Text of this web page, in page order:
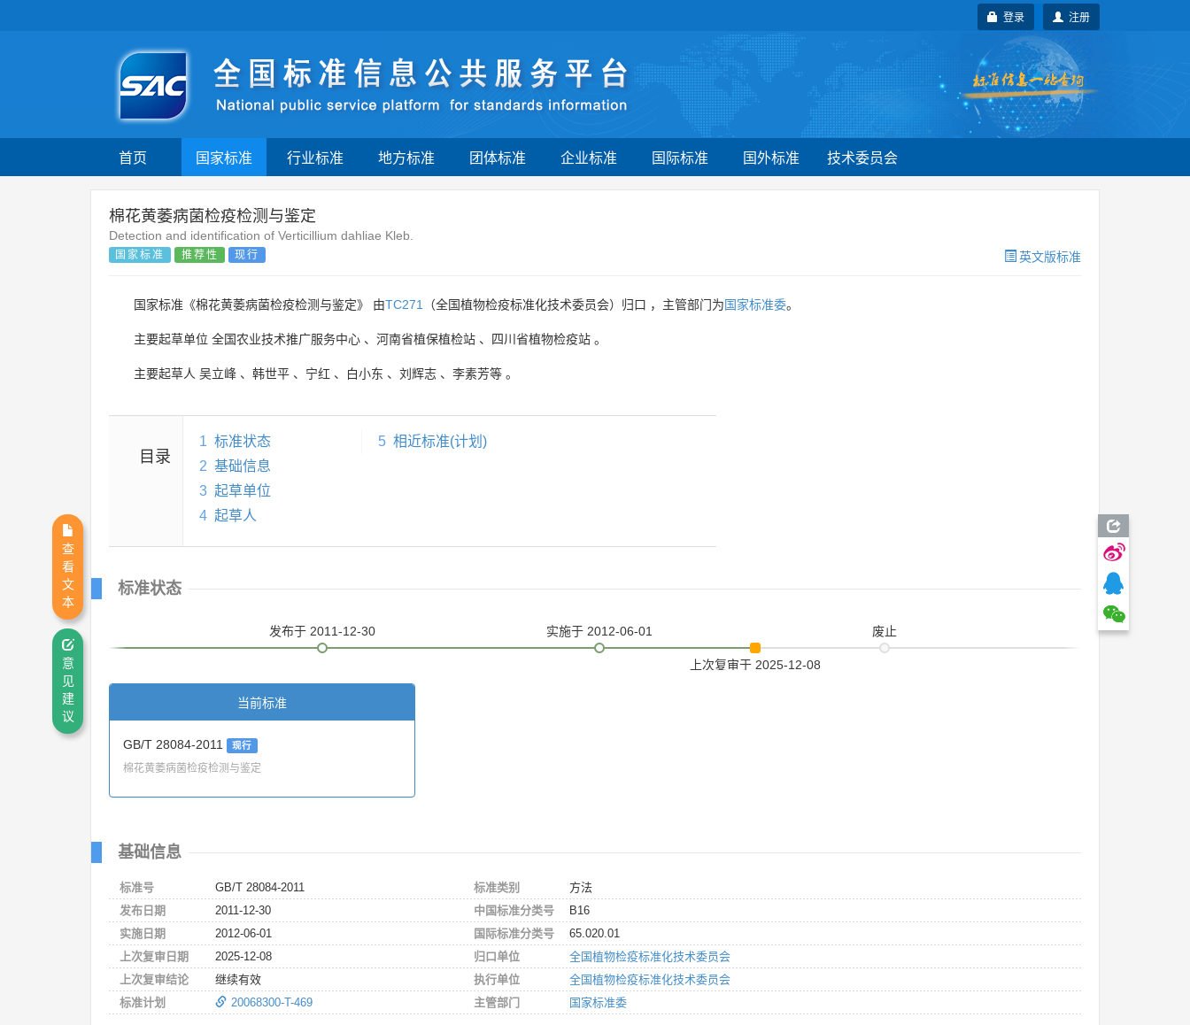
注册
登录
首页 国家标准 行业标准 地方标准 团体标准 企业标准 国际标准 国外标准 技术委员会
棉花黄萎病菌检疫检测与鉴定
Detection and identification of Verticillium dahliae Kleb.
国家标准 推荐性 现行 英文版标准
国家标准《棉花黄萎病菌检疫检测与鉴定》 由TC271 （全国植物检疫标准化技术委员会）归口 ，主管部门为国家标准委。
主要起草单位 全国农业技术推广服务中心 、 河南省植保植检站 、 四川省植物检疫站 。
主要起草人 吴立峰 、 韩世平 、 宁红 、 白小东 、 刘辉志 、 李素芳等 。
目录
1 标准状态
2 基础信息
3 起草单位
4 起草人
5 相近标准(计划)
标准状态
发布于 2011-12-30 实施于 2012-06-01
上次复审于 2025-12-08
废止
当前标准
GB/T 28084-2011 现行
棉花黄萎病菌检疫检测与鉴定
基础信息
标准号
GB/T 28084-2011
发布日期
2011-12-30
实施日期
2012-06-01
上次复审日期
2025-12-08
上次复审结论
继续有效
标准计划
20068300-T-469
标准类别
方法
中国标准分类号
B16
国际标准分类号
65.020.01
归口单位
全国植物检疫标准化技术委员会
执行单位
全国植物检疫标准化技术委员会
主管部门
国家标准委
查
看
文
本
意
见
建
议